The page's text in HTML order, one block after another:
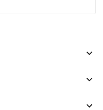
keyboard_arrow_down
keyboard_arrow_down
keyboard_arrow_down